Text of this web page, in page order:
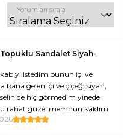
Yorumları sırala
Sandalet Siyah-
istedim bunun içi ve
bana gelen içi ve çiçeği siyah,
hiç görmedim yinede
rahat güzel memnun kaldım